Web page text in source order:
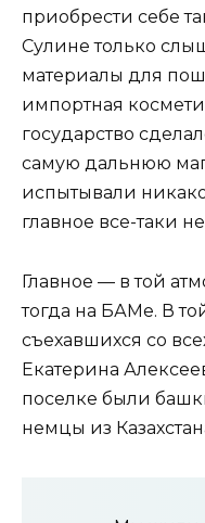
приобрести себе
Сулине только
материалы для
импортная
государство
самую дальнюю
испытывали
главное все-таки
Главное — в той
тогда на БАМе. В
съехавшихся со
Екатерина
поселке были
немцы из